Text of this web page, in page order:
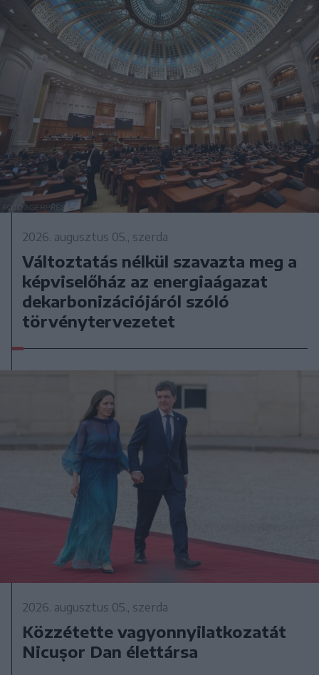
2026. augusztus 05., szerda
Változtatás nélkül szavazta meg a
képviselőház az energiaágazat
dekarbonizációjáról szóló
törvénytervezetet
2026. augusztus 05., szerda
Közzétette vagyonnyilatkozatát
Nicușor Dan élettársa